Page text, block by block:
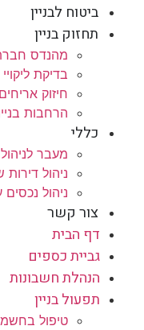
ביטוח לבניין
תחזוק בניין
מהנדס חברת
בדיקת ליקויי
חיזוק אריחים
הרחבות
כללי
מעבר
ניהול דירות
ניהול נכסים
צור קשר
דף הבית
גביית כספים
הנהלת חשבונות
תפעול בניין
טיפול